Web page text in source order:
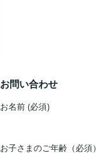
お問い合わせ
お名前 (必須)
お子さまのご年齢（必須）